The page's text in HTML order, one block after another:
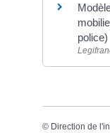
police)
© Direction de